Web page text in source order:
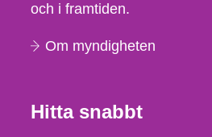
och i framtiden.
Om myndigheten
Hitta snabbt